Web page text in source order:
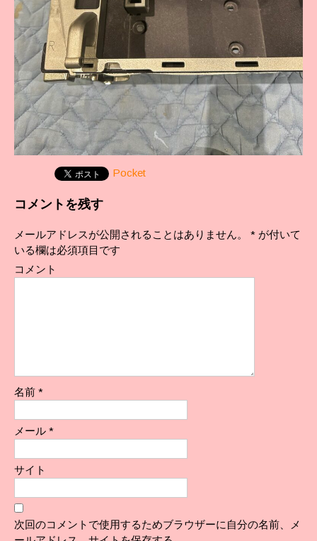
Pocket
コメントを残す
メールアドレスが公開されることはありません。 * が付いて
いる欄は必須項目です
コメント
名前 *
メール *
サイト
次回のコメントで使用するためブラウザーに自分の名前、メ